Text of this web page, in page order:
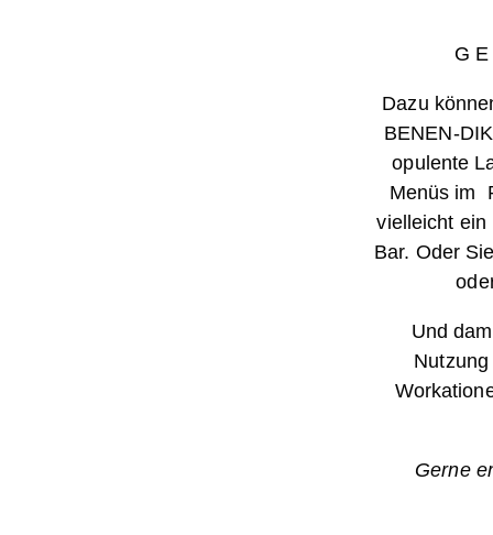
G
Dazu
BENEN-
opulente
Menüs im
vielleicht ein
Bar. Oder
Und
Gerne